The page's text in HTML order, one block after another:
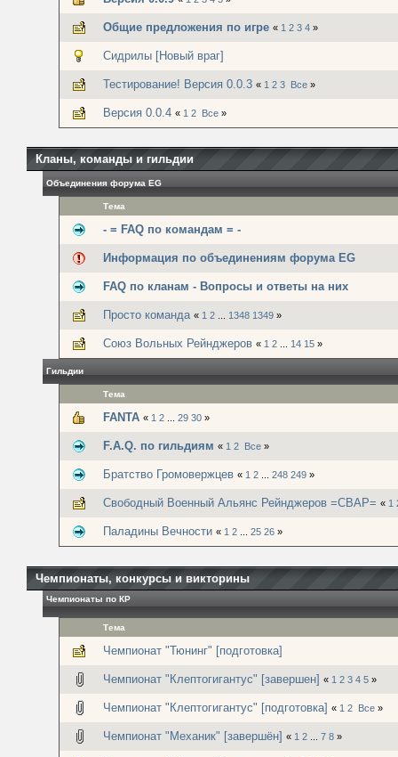
Общие предложения по игре « 1 2 3 4 »
Сидрилы [Новый враг]
Тестирование! Версия 0.0.3 « 1 2 3 Все »
Версия 0.0.4 « 1 2 Все »
Кланы, команды и гильдии
Объединения форума EG
Тема
- = FAQ по командам = -
Информация по объединениям форума EG
FAQ по кланам - Вопросы и ответы на них
Просто команда « 1 2 ... 1348 1349 »
Союз Вольных Рейнджеров « 1 2 ... 14 15 »
Гильдии
Тема
FANTA « 1 2 ... 29 30 »
F.A.Q. по гильдиям « 1 2 Все »
Братство Громовержцев « 1 2 ... 248 249 »
Свободный Военный Альянс Рейнджеров =СВАР= « 1
Паладины Вечности « 1 2 ... 25 26 »
Чемпионаты, конкурсы и викторины
Чемпионаты по КР
Тема
Чемпионат "Тюнинг" [подготовка]
Чемпионат "Клептогигантус" [завершен] « 1 2 3 4 5 »
Чемпионат "Клептогигантус" [подготовка] « 1 2 Все »
Чемпионат "Механик" [завершён] « 1 2 7 8 »